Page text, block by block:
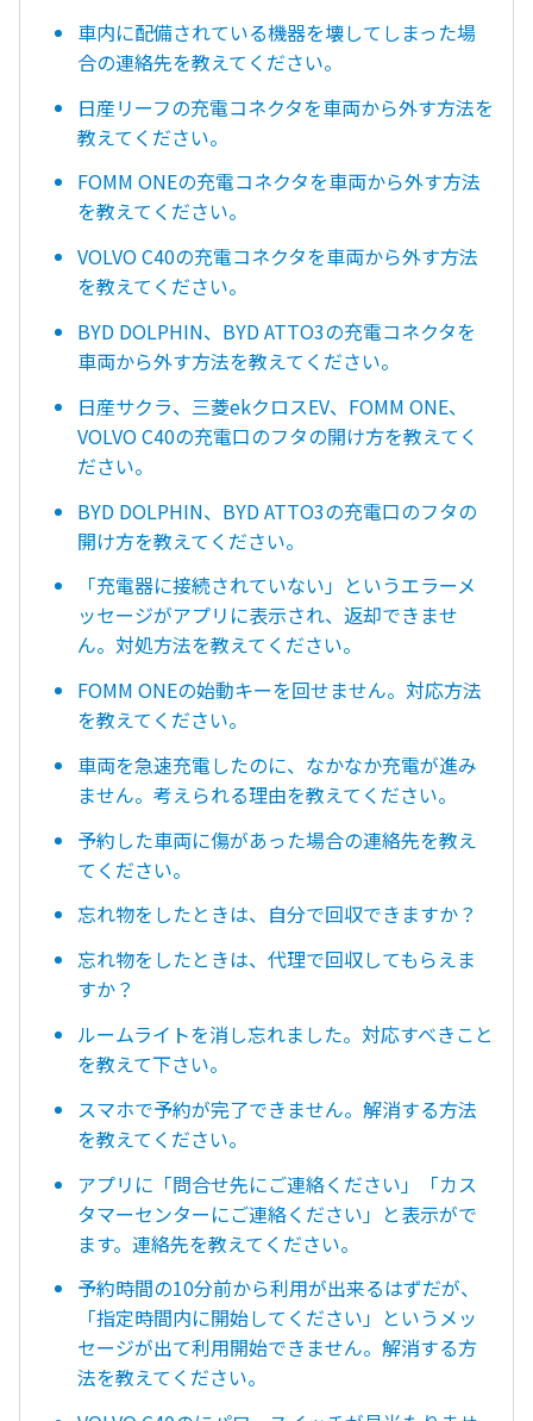
車内に配備されている機器を壊してしまった場
合の連絡先を教えてください。
日産リーフの充電コネクタを車両から外す方法を
教えてください。
FOMM ONEの充電コネクタを車両から外す方法
を教えてください。
VOLVO C40の充電コネクタを車両から外す方法
を教えてください。
BYD DOLPHIN、BYD ATTO3の充電コネクタを
車両から外す方法を教えてください。
日産サクラ、三菱ekクロスEV、FOMM ONE、
VOLVO C40の充電口のフタの開け方を教えてく
ださい。
BYD DOLPHIN、BYD ATTO3の充電口のフタの
開け方を教えてください。
「充電器に接続されていない」というエラーメ
ッセージがアプリに表示され、返却できませ
ん。対処方法を教えてください。
FOMM ONEの始動キーを回せません。対応方法
を教えてください。
車両を急速充電したのに、なかなか充電が進み
ません。考えられる理由を教えてください。
予約した車両に傷があった場合の連絡先を教え
てください。
忘れ物をしたときは、自分で回収できますか？
忘れ物をしたときは、代理で回収してもらえま
すか？
ルームライトを消し忘れました。対応すべきこと
を教えて下さい。
スマホで予約が完了できません。解消する方法
を教えてください。
アプリに「問合せ先にご連絡ください」「カス
タマーセンターにご連絡ください」と表示がで
ます。連絡先を教えてください。
予約時間の10分前から利用が出来るはずだが、
「指定時間内に開始してください」というメッ
セージが出て利用開始できません。解消する方
法を教えてください。